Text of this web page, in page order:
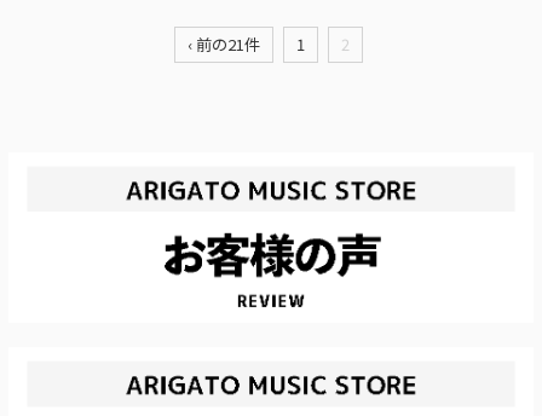
‹ 前の21件 1 2